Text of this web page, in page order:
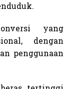
yang
dengan
penggunaan